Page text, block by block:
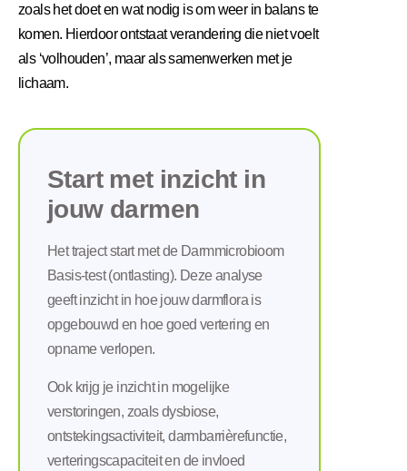
zoals het doet en wat nodig is om weer in balans te
komen. Hierdoor ontstaat verandering die niet voelt
als ‘volhouden’, maar als samenwerken met je
lichaam.
Start met inzicht in
jouw darmen
Het traject start met de Darmmicrobioom
Basis-test (ontlasting). Deze analyse
geeft inzicht in hoe jouw darmflora is
opgebouwd en hoe goed vertering en
opname verlopen.
Ook krijg je inzicht in mogelijke
verstoringen, zoals dysbiose,
ontstekingsactiviteit, darmbarrièrefunctie,
verteringscapaciteit en de invloed